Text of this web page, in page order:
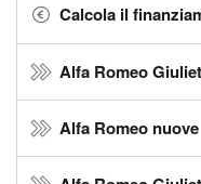
Calcola il
Alfa Romeo
Alfa Romeo nuove